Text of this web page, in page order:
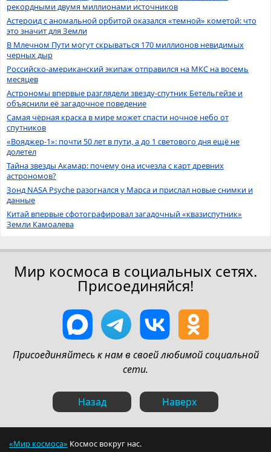
рекордными двумя миллионами источников
Астероид с аномальной орбитой оказался «темной» кометой: что
это значит для Земли
В Млечном Пути могут скрываться 170 миллионов невидимых
черных дыр
Российско-американский экипаж отправился на МКС на восемь
месяцев
Астрономы впервые разглядели звезду-спутник Бетельгейзе и
объяснили её загадочное поведение
Самая чёрная краска в мире может спасти ночное небо от
спутников
«Вояджер-1»: почти 50 лет в пути, а до 1 светового дня ещё не
долетел
Тайна звезды Акамар: почему она исчезла с карт древних
астрономов?
Зонд NASA Psyche разогнался у Марса и прислал новые снимки и
данные
Китай впервые сфотографировал загадочный «квазиспутник»
Земли Камоалева
Мир космоса в социальных сетях.
Присоединяйся!
Присоединяйтесь к нам в своей любимой социальной
сети.
Назад Наверх
«Мир космоса» Космос вокруг нас.